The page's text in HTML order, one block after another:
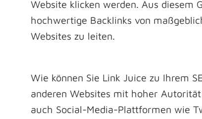
Website klicken werden. Aus diesem
hochwertige Backlinks von
Websites zu leiten.
Wie können Sie Link Juice zu Ihrem
anderen Websites mit hoher
auch Social-Media-Plattformen wie